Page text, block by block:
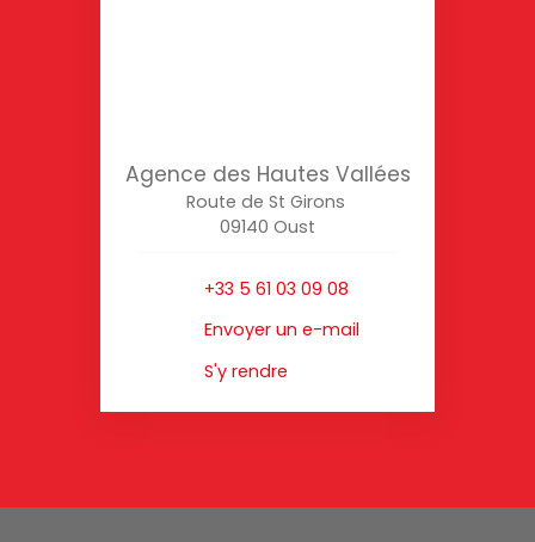
Agence des Hautes Vallées
Route de St Girons
09140 Oust
+33 5 61 03 09 08
Envoyer un e-mail
S'y rendre